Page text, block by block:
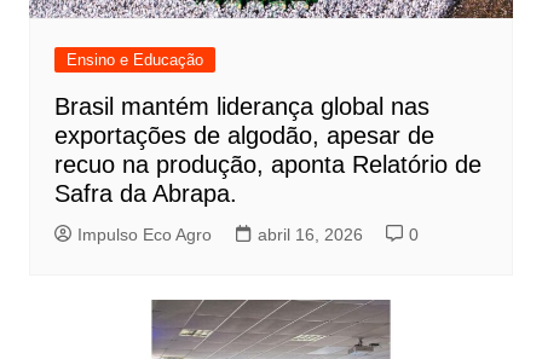
Ensino e Educação
Brasil mantém liderança global nas
exportações de algodão, apesar de
recuo na produção, aponta Relatório de
Safra da Abrapa.
Impulso Eco Agro abril 16, 2026 0